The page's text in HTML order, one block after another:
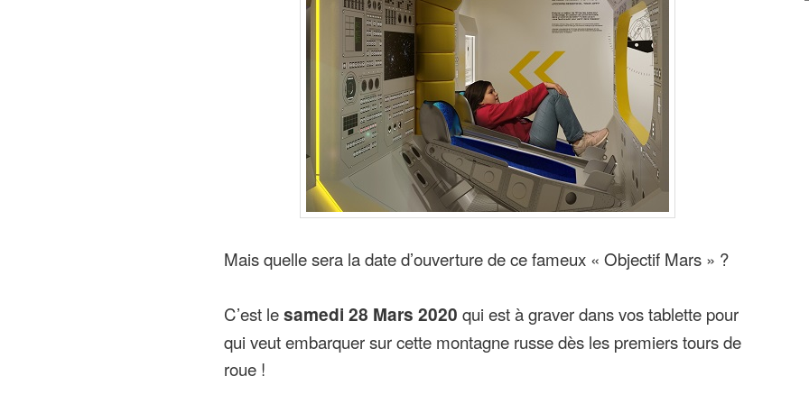
Mais quelle sera la date d’ouverture de ce fameux « Objectif Mars » ?
C’est lesamedi 28 Mars 2020 qui est à graver dans vos tablette pour
qui veut embarquer sur cette montagne russe dès les premiers tours de
roue !